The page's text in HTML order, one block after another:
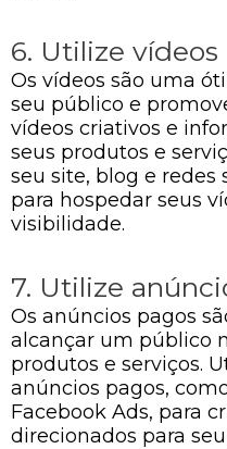
6. Utilize vídeos
Os vídeos são uma
seu público e
vídeos criativos e
seus produtos e
seu site, blog e redes
para hospedar seus
visibilidade.
7. Utilize
Os anúncios pagos
alcançar um público
produtos e serviços.
anúncios pagos,
Facebook Ads, para
direcionados para